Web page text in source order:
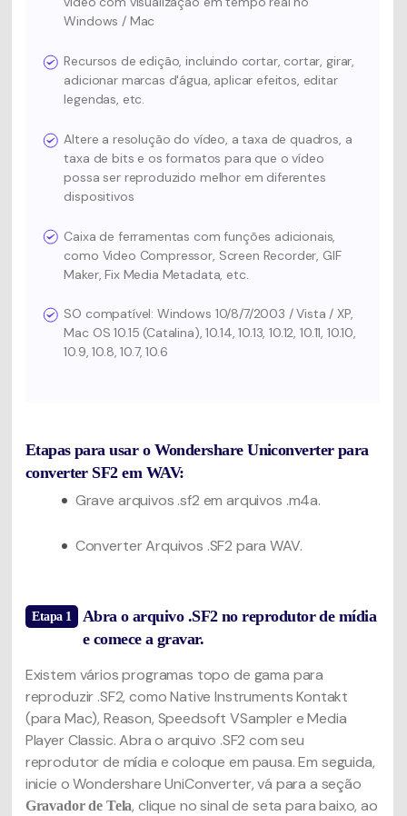
Windows / Mac
Recursos de edição, incluindo cortar, cortar, girar,
adicionar marcas d'água, aplicar efeitos, editar
legendas, etc.
Altere a resolução do vídeo, a taxa de quadros, a
taxa de bits e os formatos para que o vídeo
possa ser reproduzido melhor em diferentes
dispositivos
Caixa de ferramentas com funções adicionais,
como Video Compressor, Screen Recorder, GIF
Maker, Fix Media Metadata, etc.
SO compatível: Windows 10/8/7/2003 / Vista / XP,
Mac OS 10.15 (Catalina), 10.14, 10.13, 10.12, 10.11, 10.10,
10.9, 10.8, 10.7, 10.6
Etapas para usar o Wondershare Uniconverter para
converter SF2 em WAV:
Grave arquivos .sf2 em arquivos .m4a.
Converter Arquivos .SF2 para WAV.
Etapa 1
Abra o arquivo .SF2 no reprodutor de mídia
e comece a gravar.
Existem vários programas topo de gama para
reproduzir .SF2, como Native Instruments Kontakt
(para Mac), Reason, Speedsoft VSampler e Media
Player Classic. Abra o arquivo .SF2 com seu
reprodutor de mídia e coloque em pausa. Em seguida,
inicie o Wondershare UniConverter, vá para a seção
Gravador de Tela, clique no sinal de seta para baixo, ao